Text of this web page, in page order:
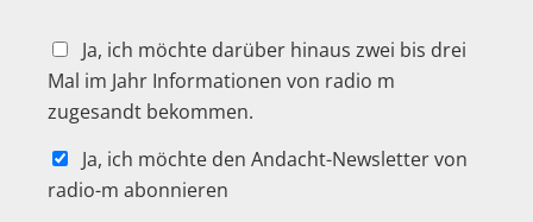
Ja, ich möchte darüber hinaus zwei bis drei
Mal im Jahr Informationen von radio m
zugesandt bekommen.
Ja, ich möchte den Andacht-Newsletter von
radio-m abonnieren